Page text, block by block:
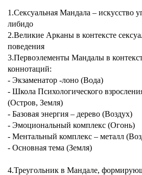
1.Сексуальная Мандала – искусство
либидо
2.Великие Арканы в контексте
поведения
3.Первоэлементы Мандалы в
коннотаций:
- Экзаменатор -лоно (Вода)
- Школа Психологического
(Остров, Земля)
- Базовая энергия – дерево (Воздух)
- Эмоциональный комплекс (Огонь)
- Ментальный комплекс – металл
- Основная тема (Земля)
4.Треугольник в Мандале,